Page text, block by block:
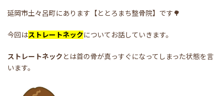
延岡市土々呂町にあります【ととろまち整骨院】です🌳
今回はストレートネックについてお話していきます。
ストレートネックとは首の骨が真っすぐになってしまった状態を言
います。